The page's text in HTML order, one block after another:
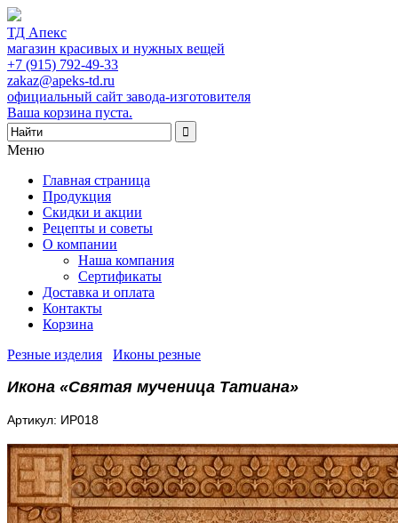
ТД Апекс
магазин красивых и нужных вещей
+7 (915) 792-49-33
zakaz@apeks-td.ru
официальный сайт завода-изготовителя
Ваша корзина пуста.
Меню
Главная страница
Продукция
Скидки и акции
Рецепты и советы
О компании
Наша компания
Сертификаты
Доставка и оплата
Контакты
Корзина
Резные изделия
Иконы резные
Икона «Святая мученица Татиана»
Артикул: ИР018